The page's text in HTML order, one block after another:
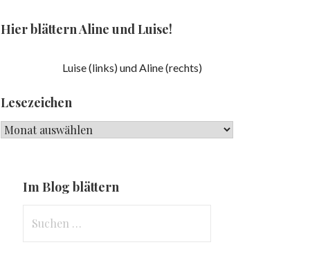
Hier blättern Aline und Luise!
Luise (links) und Aline (rechts)
Lesezeichen
Lesezeichen
Im Blog blättern
nach: